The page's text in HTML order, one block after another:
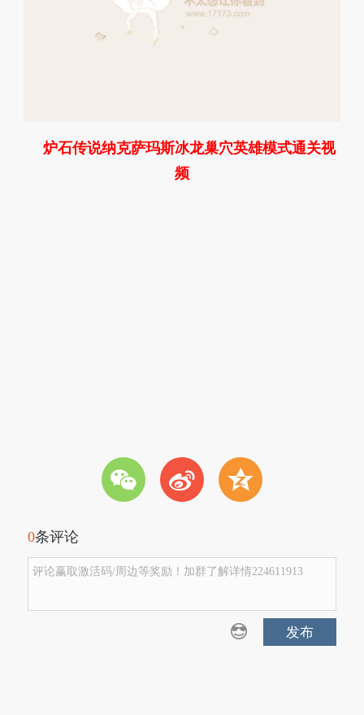
炉石传说纳克萨玛斯冰龙巢穴英雄模式通关视
频
w t z
0条评论
评论赢取激活码/周边等奖励！加群了解详情224611913
发布